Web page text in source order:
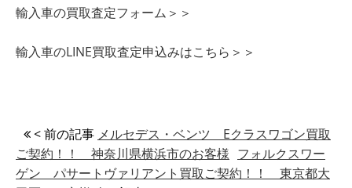
輸入車の買取査定フォーム＞＞
輸入車のLINE買取査定申込みはこちら＞＞
< 前の記事 メルセデス・ベンツ Eクラスワゴン買取
ご契約！！ 神奈川県横浜市のお客様 フォルクスワー
ゲン パサートヴァリアント買取ご契約！！ 東京都大